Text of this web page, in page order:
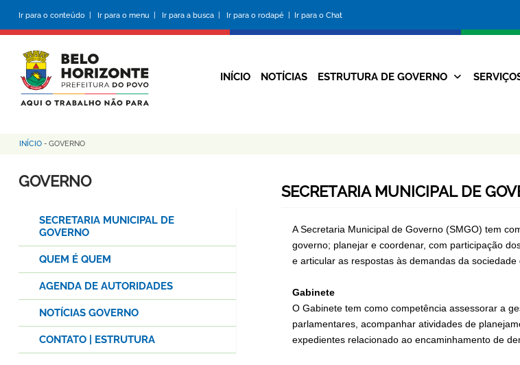
conteúdo
principal
Ir para o conteúdo | Ir para o menu | Ir para a busca | Ir para o rodapé | Ir para o Chat
da
Prefeitura
Navegação
INÍCIO NOTÍCIAS ESTRUTURA DE GOVERNO
Trilha
de
INÍCIO - GOVERNO
SECRETARIA MUNICIPAL DE
A Secretaria Municipal de Governo (SMGO) tem
governo; planejar e coordenar, com participação
e articular as respostas às demandas da
Gabinete
O Gabinete tem como competência assessorar a
parlamentares, acompanhar atividades de
expedientes relacionado ao encaminhamento de
GOVERNO
SECRETARIA MUNICIPAL DE
GOVERNO
QUEM É QUEM
AGENDA DE AUTORIDADES
NOTÍCIAS GOVERNO
CONTATO | ESTRUTURA